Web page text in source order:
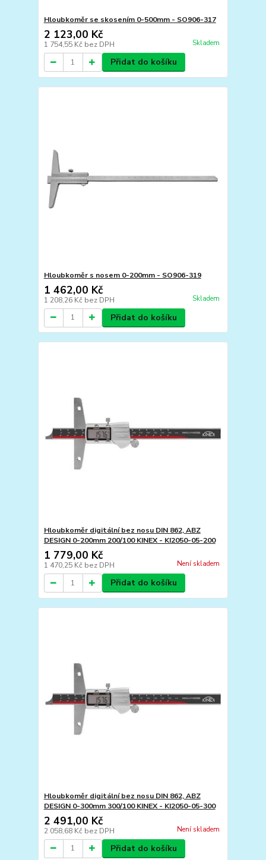
Hloubkoměr se skosením 0-500mm - SO906-317
2 123,00 Kč
1 754,55 Kč bez DPH Skladem
Přidat do košíku
Hloubkoměr s nosem 0-200mm - SO906-319
1 462,00 Kč
1 208,26 Kč bez DPH Skladem
Přidat do košíku
Hloubkoměr digitální bez nosu DIN 862, ABZ
DESIGN 0-200mm 200/100 KINEX - KI2050-05-200
1 779,00 Kč
1 470,25 Kč bez DPH Není skladem
Přidat do košíku
Hloubkoměr digitální bez nosu DIN 862, ABZ
DESIGN 0-300mm 300/100 KINEX - KI2050-05-300
2 491,00 Kč
2 058,68 Kč bez DPH Není skladem
Přidat do košíku